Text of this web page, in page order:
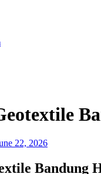
22, 2026
Bandung